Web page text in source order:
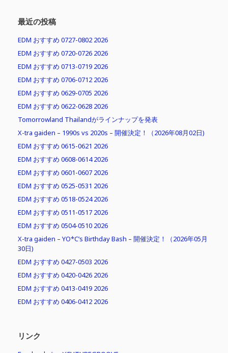
最近の投稿
EDM おすすめ 0727-0802 2026
EDM おすすめ 0720-0726 2026
EDM おすすめ 0713-0719 2026
EDM おすすめ 0706-0712 2026
EDM おすすめ 0629-0705 2026
EDM おすすめ 0622-0628 2026
Tomorrowland Thailandがラインナップを発表
X-tra gaiden – 1990s vs 2020s – 開催決定！（2026年08月02日)
EDM おすすめ 0615-0621 2026
EDM おすすめ 0608-0614 2026
EDM おすすめ 0601-0607 2026
EDM おすすめ 0525-0531 2026
EDM おすすめ 0518-0524 2026
EDM おすすめ 0511-0517 2026
EDM おすすめ 0504-0510 2026
X-tra gaiden – YO*C’s Birthday Bash – 開催決定！（2026年05月
30日)
EDM おすすめ 0427-0503 2026
EDM おすすめ 0420-0426 2026
EDM おすすめ 0413-0419 2026
EDM おすすめ 0406-0412 2026
リンク